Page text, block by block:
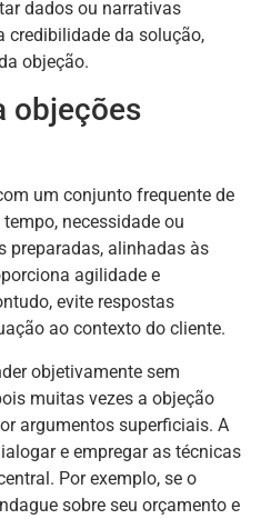
dados ou narrativas
credibilidade da solução,
objeção.
objeções
um conjunto frequente de
necessidade ou
preparadas, alinhadas às
agilidade e
evite respostas
ao contexto do cliente.
objetivamente sem
muitas vezes a objeção
argumentos superficiais. A
e empregar as técnicas
Por exemplo, se o
sobre seu orçamento e